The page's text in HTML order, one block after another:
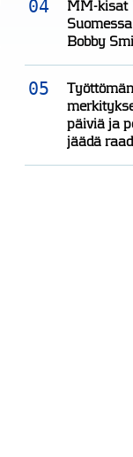
MM-kisat
Bobby
päiviä ja
jäädä